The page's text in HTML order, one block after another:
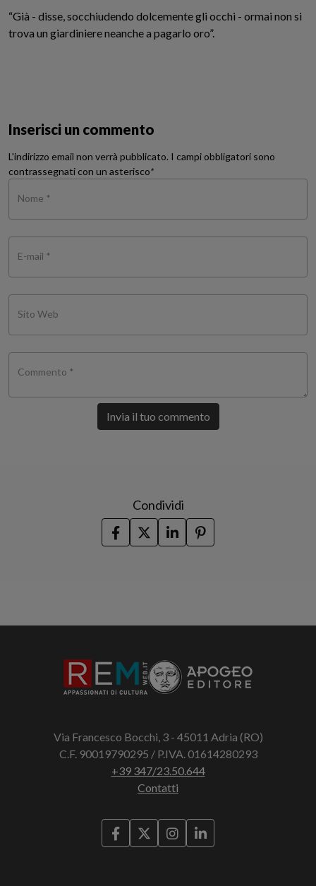
“Già - disse, socchiudendo dolcemente gli occhi - ormai non si
trova un giardiniere neanche a pagarlo oro”.
Inserisci un commento
L'indirizzo email non verrà pubblicato. I campi obbligatori sono
contrassegnati con un asterisco*
Nome *
E-mail *
Sito Web
Commento *
Invia il tuo commento
Condividi
Via Francesco Bocchi, 3 - 45011 Adria (RO)
C.F. 90019790295 / P.IVA. 01614280293
+39 347/23.50.644
Contatti